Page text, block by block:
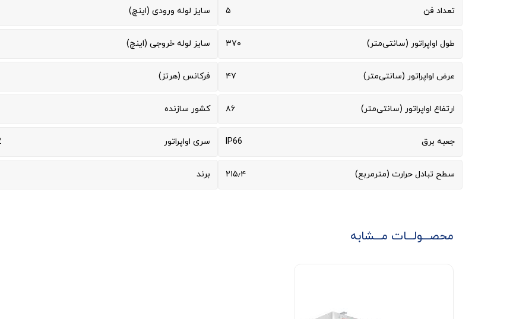
تعداد فن ۵
طول اواپراتور (سانتی‌متر) ۳۷۰
عرض اواپراتور (سانتی‌متر) ۴۷
ارتفاع اواپراتور (سانتی‌متر) ۸۶
جعبه برق IP66
سطح تبادل حرارت (مترمربع) ۲۱۵٫۴
سایز لوله ورودی (اینچ)
سایز لوله خروجی (اینچ)
فرکانس (هرتز)
کشور سازنده
سری اواپراتور
برند
محصـــولـــات مـــشابه